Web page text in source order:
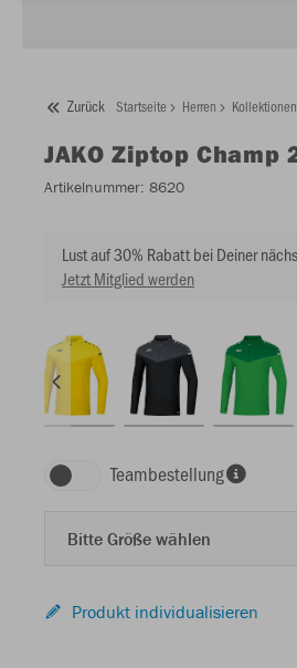
Zurück Startseite Herren Kollektionen
JAKO Ziptop Champ
Artikelnummer: 8620
Lust auf 30% Rabatt bei Deiner
Jetzt Mitglied werden
Teambestellung
Bitte Größe wählen
Produkt individualisieren